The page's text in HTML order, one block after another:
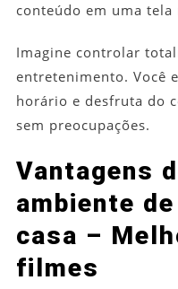
conteúdo em uma tela
Imagine controlar
entretenimento. Você
horário e desfruta do
sem preocupações.
Vantagens
ambiente
casa –
filmes